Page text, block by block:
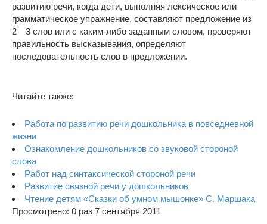
развитию речи, когда дети, выполняя лексическое или
грамматическое упражнение, составляют предложение из
2—3 слов или с каким-либо заданным словом, проверяют
правильность высказывания, определяют
последовательность слов в предложении.
Читайте также:
Работа по развитию речи дошкольника в повседневной
жизни
Ознакомление дошкольников со звуковой стороной
слова
Работ над синтаксической стороной речи
Развитие связной речи у дошкольников
Чтение детям «Сказки об умном мышонке» С. Маршака
Просмотрено: 0 раз 7 сентября 2011